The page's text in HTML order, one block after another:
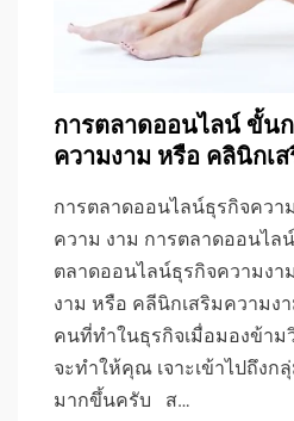
การตลาดออนไลน์ ขั้น
ความงาม หรือ คลินิกเ
การตลาดออนไลน์ธุรกิจควา
ความ งาม การตลาดออนไล
ตลาดออนไลน์ธุรกิจความงา
งาม หรือ คลีนิกเสริมความง
คนที่ทำในธุรกิจเมื่อมองข้าม
จะทำให้คุณ เจาะเข้าไปถึงก
มากขึ้นครับ ส…